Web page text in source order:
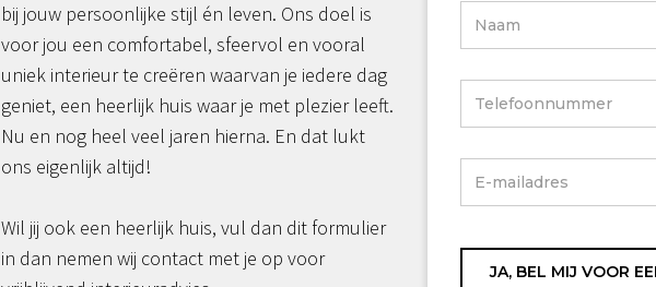
bij jouw persoonlijke stijl én leven. Ons doel is
voor jou een comfortabel, sfeervol en vooral
uniek interieur te creëren waarvan je iedere dag
geniet, een heerlijk huis waar je met plezier leeft.
Nu en nog heel veel jaren hierna. En dat lukt
ons eigenlijk altijd!
Wil jij ook een heerlijk huis, vul dan dit formulier
in dan nemen wij contact met je op voor